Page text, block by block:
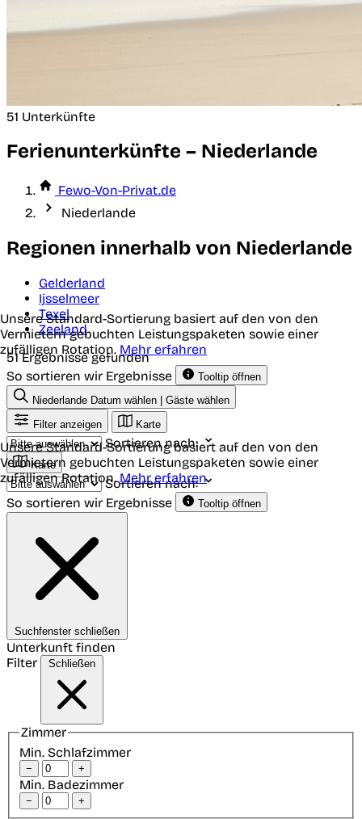
51 Unterkünfte
Ferienunterkünfte – Niederlande
Fewo-Von-Privat.de
Niederlande
Regionen innerhalb von Niederlande
Gelderland
Ijsselmeer
Texel
Zeeland
51 Ergebnisse gefunden
So sortieren wir Ergebnisse
Tooltip öffnen
Unsere Standard-Sortierung basiert auf den von den
Vermietern gebuchten Leistungspaketen sowie einer
zufälligen Rotation. Mehr erfahren
Niederlande Datum wählen | Gäste wählen
Filter anzeigen
Karte
Sortieren nach:
Karte
Sortieren nach:
So sortieren wir Ergebnisse
Tooltip öffnen
Unsere Standard-Sortierung basiert auf den von den
Vermietern gebuchten Leistungspaketen sowie einer
zufälligen Rotation.Mehr erfahren
Suchfenster schließen
Unterkunft finden
Filter
Schließen
Zimmer
Min. Schlafzimmer
− +
Min. Badezimmer
− +